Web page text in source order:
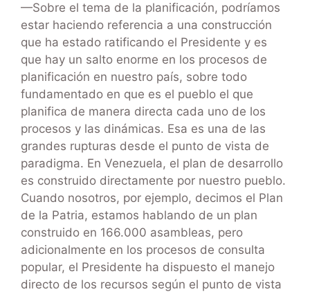
—Sobre el tema de la planificación, podríamos
estar haciendo referencia a una construcción
que ha estado ratificando el Presidente y es
que hay un salto enorme en los procesos de
planificación en nuestro país, sobre todo
fundamentado en que es el pueblo el que
planifica de manera directa cada uno de los
procesos y las dinámicas. Esa es una de las
grandes rupturas desde el punto de vista de
paradigma. En Venezuela, el plan de desarrollo
es construido directamente por nuestro pueblo.
Cuando nosotros, por ejemplo, decimos el Plan
de la Patria, estamos hablando de un plan
construido en 166.000 asambleas, pero
adicionalmente en los procesos de consulta
popular, el Presidente ha dispuesto el manejo
directo de los recursos según el punto de vista